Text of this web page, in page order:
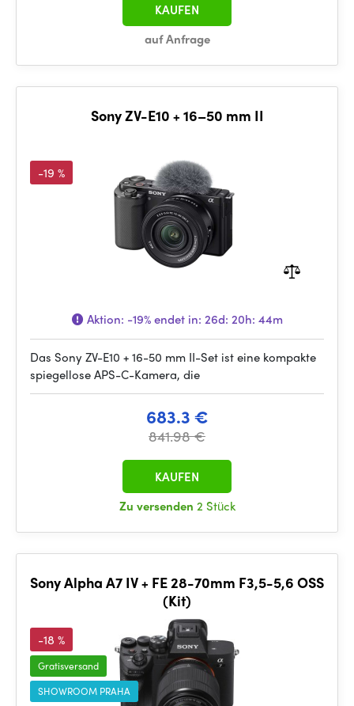
auf Anfrage
KAUFEN
Sony ZV-E10 + 16–50 mm II
-19 %
Aktion: -19%endet in: 26d: 20h: 44m
Das Sony ZV-E10 + 16-50 mm II-Set ist eine kompakte
spiegellose APS-C-Kamera, die
683.3 €
841.98 €
Zu versenden 2 Stück
KAUFEN
Sony Alpha A7 IV + FE 28-70mm F3,5-5,6 OSS
(Kit)
-18 %
Gratisversand
SHOWROOM PRAHA